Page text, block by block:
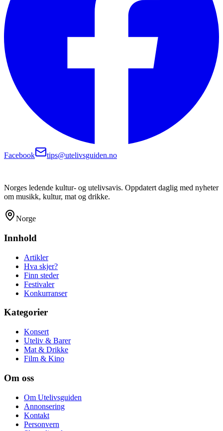
Facebook tips@utelivsguiden.no
Norges ledende kultur- og utelivsavis. Oppdatert daglig med nyheter
om musikk, kultur, mat og drikke.
Norge
Innhold
Artikler
Hva skjer?
Finn steder
Festivaler
Konkurranser
Kategorier
Konsert
Uteliv & Barer
Mat & Drikke
Film & Kino
Om oss
Om Utelivsguiden
Annonsering
Kontakt
Personvern